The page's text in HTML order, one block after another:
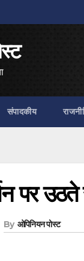
संपादकीय
पर
By ओपिनियन पोस्ट